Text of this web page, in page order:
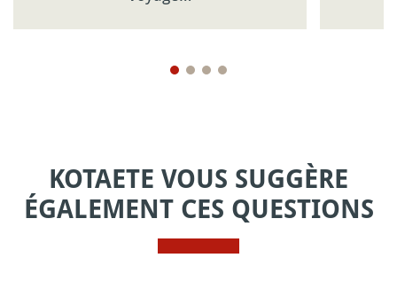
KOTAETE VOUS SUGGÈRE
ÉGALEMENT CES QUESTIONS